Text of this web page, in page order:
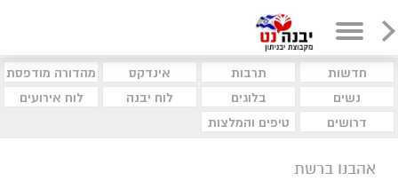
חדשות תרבות אינדקס
מהדורה מודפסת
נשים
בלוגים לוח יבנה
לוח אירועים
דרושים
טיפים והמלצות
אהבנו ברשת